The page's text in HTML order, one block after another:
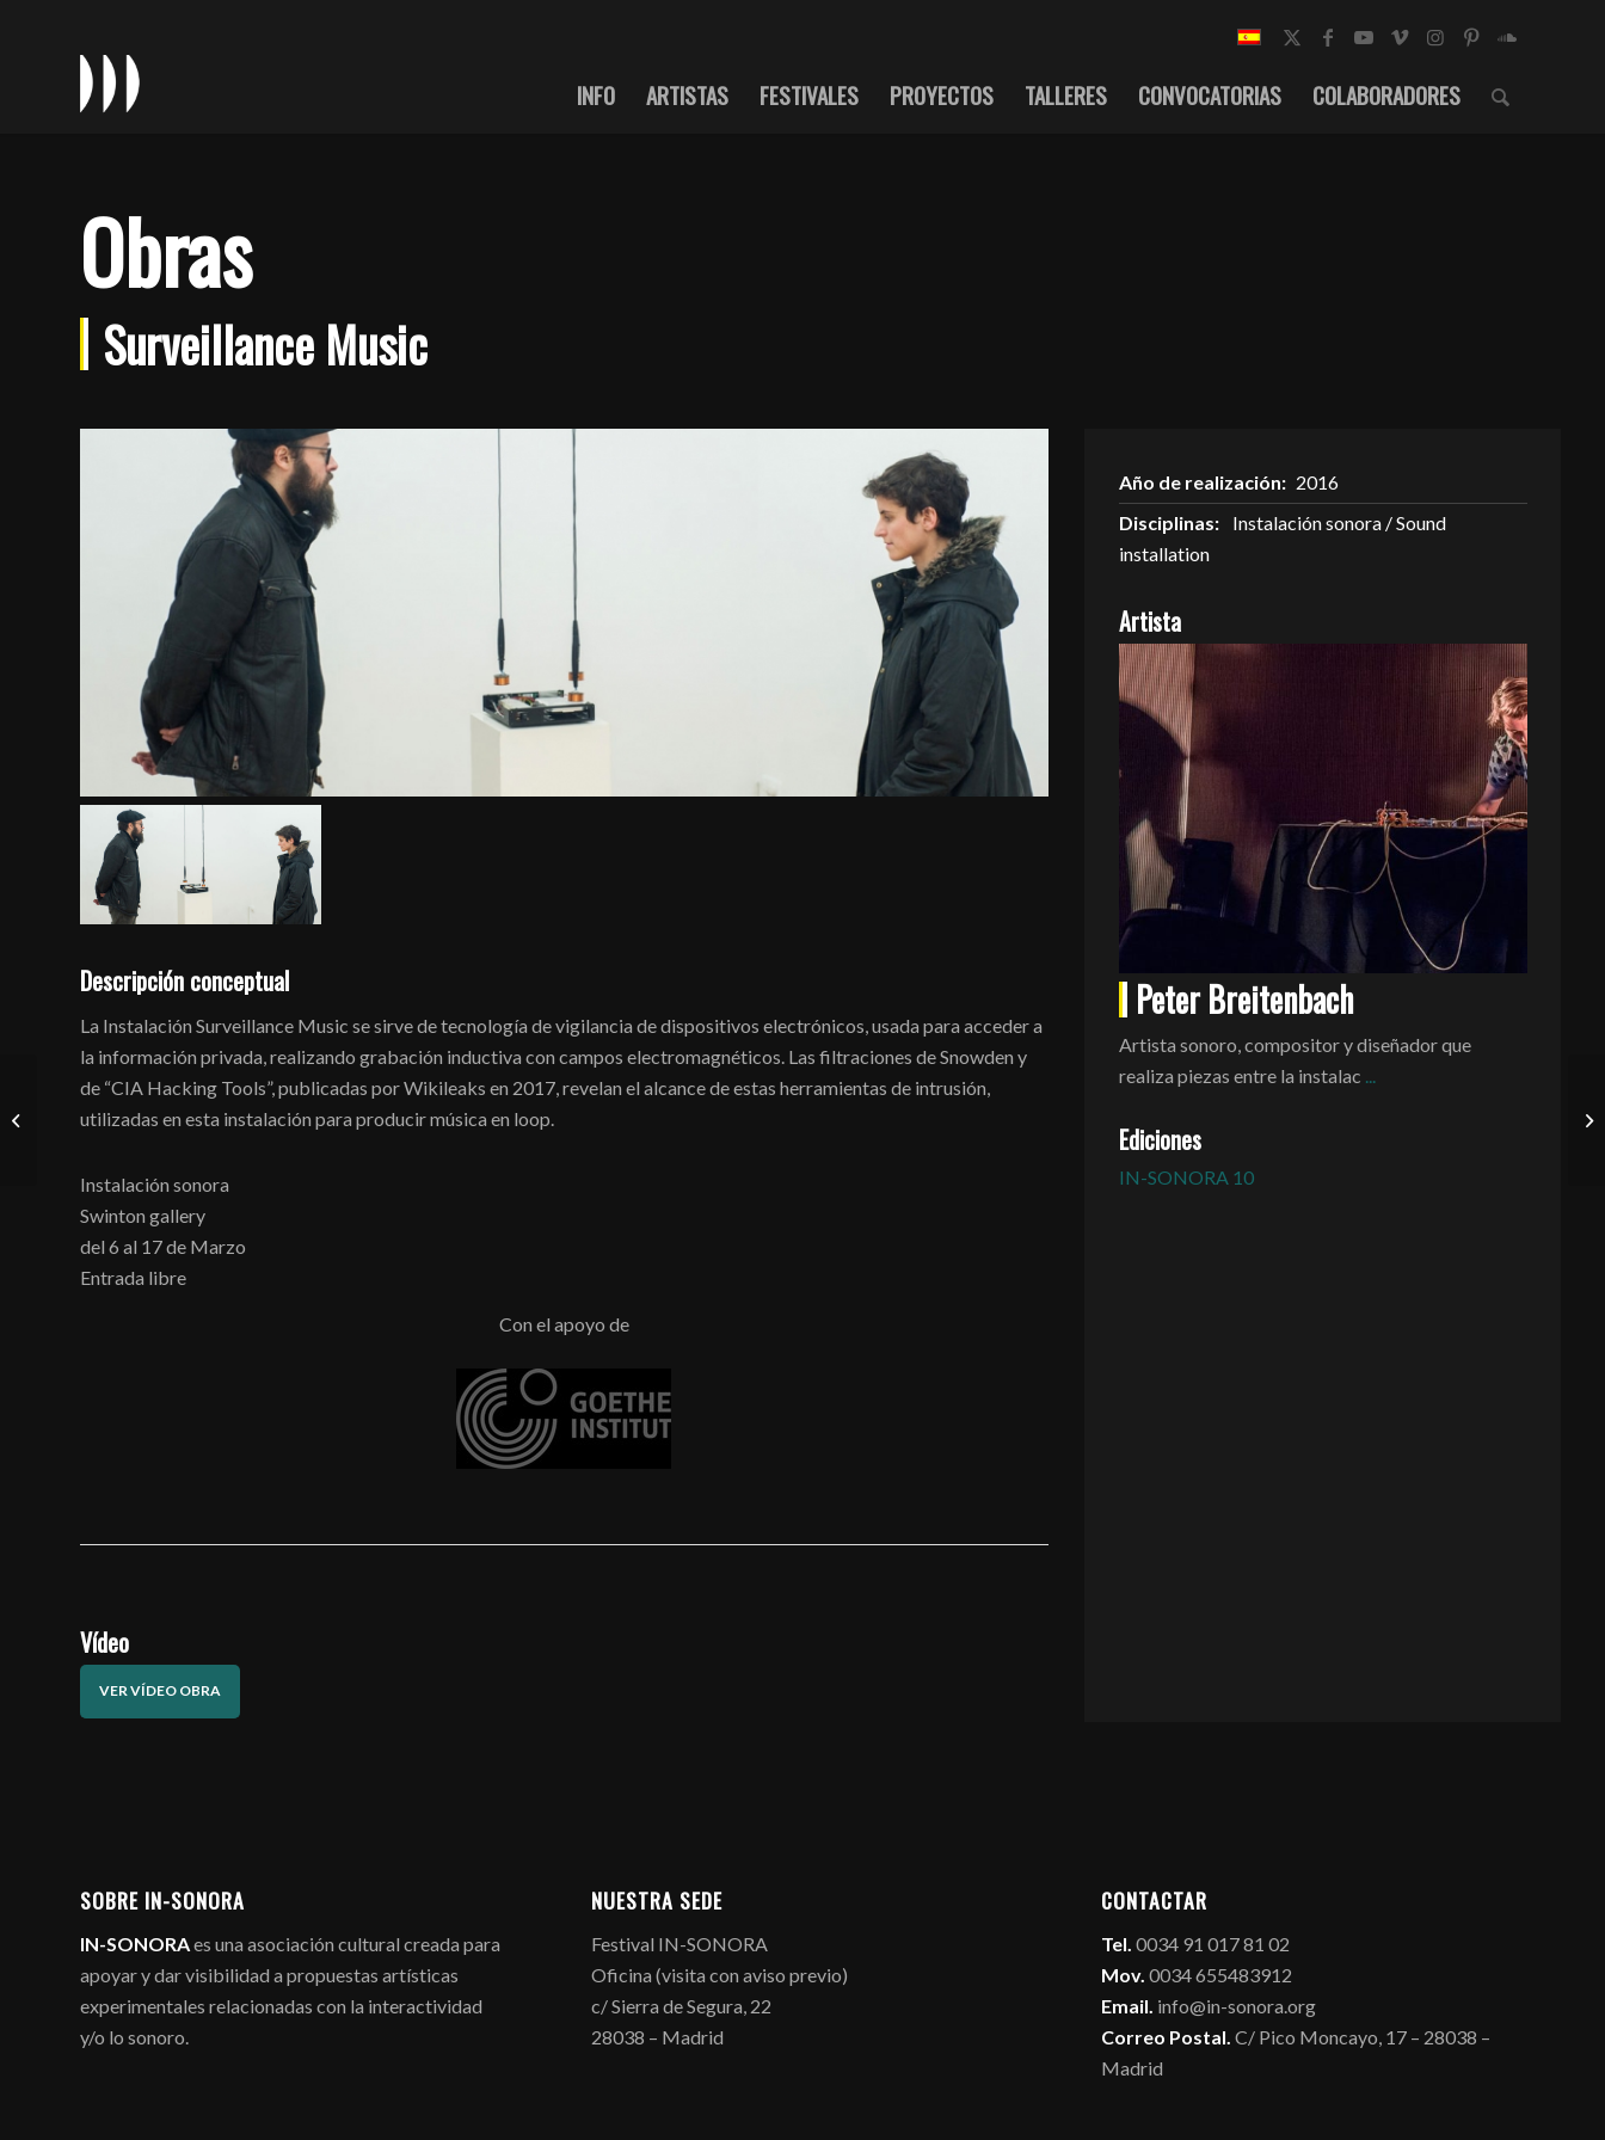
INFO ARTISTAS FESTIVALES PROYECTOS TALLERES CONVOCATORIAS COLABORADORES
Obras
Surveillance Music
Descripción conceptual
La Instalación Surveillance Music se sirve de tecnología de vigilancia de dispositivos electrónicos, usada para acceder a
la información privada, realizando grabación inductiva con campos electromagnéticos. Las filtraciones de Snowden y
de “CIA Hacking Tools”, publicadas por Wikileaks en 2017, revelan el alcance de estas herramientas de intrusión,
utilizadas en esta instalación para producir música en loop.
Instalación sonora
Swinton gallery
del 6 al 17 de Marzo
Entrada libre
Con el apoyo de
Vídeo
VER VÍDEO OBRA
Año de realización: 2016
Disciplinas:
Instalación sonora / Sound
installation
Artista
Peter Breitenbach
Artista sonoro, compositor y diseñador que
realiza piezas entre la instalac ...
Ediciones
IN-SONORA 10
SOBRE IN-SONORA
IN-SONORAes una asociación cultural creada para
apoyar y dar visibilidad a propuestas artísticas
experimentales relacionadas con la interactividad
y/o lo sonoro.
NUESTRA SEDE
Festival IN-SONORA
Oficina (visita con aviso previo)
c/ Sierra de Segura, 22
28038 – Madrid
CONTACTAR
Tel. 0034 91 017 81 02
Mov. 0034 655483912
Email. info@in-sonora.org
Correo Postal. C/ Pico Moncayo, 17 – 28038 –
Madrid
Youth Cloud